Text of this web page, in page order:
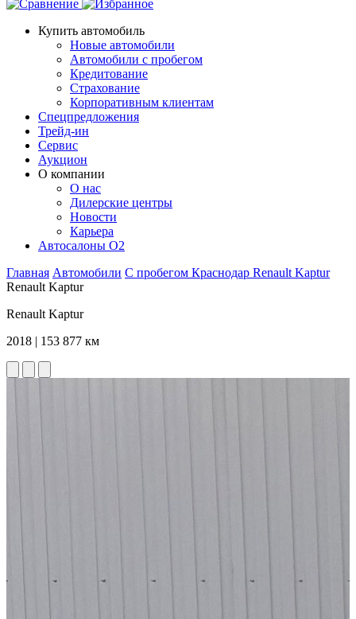
Купить автомобиль
Новые автомобили
Автомобили с пробегом
Кредитование
Страхование
Корпоративным клиентам
Спецпредложения
Трейд-ин
Сервис
Аукцион
О компании
О нас
Дилерские центры
Новости
Карьера
Автосалоны O2
Главная Автомобили С пробегом Краснодар Renault Kaptur
Renault Kaptur
Renault Kaptur
2018 | 153 877 км